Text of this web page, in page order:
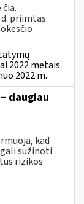
priimtas
2022 metais
2022 m.
daugiau
kad
sužinoti
rizikos